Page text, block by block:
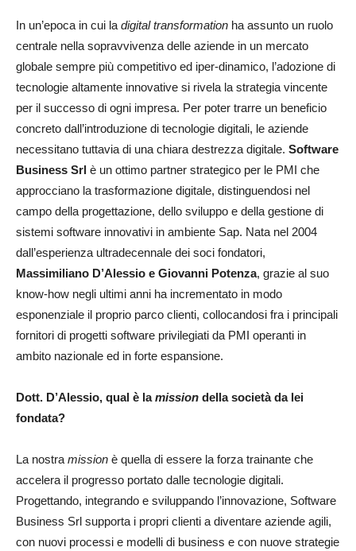
In un’epoca in cui la digital transformation ha assunto un ruolo
centrale nella sopravvivenza delle aziende in un mercato
globale sempre più competitivo ed iper-dinamico, l’adozione di
tecnologie altamente innovative si rivela la strategia vincente
per il successo di ogni impresa. Per poter trarre un beneficio
concreto dall’introduzione di tecnologie digitali, le aziende
necessitano tuttavia di una chiara destrezza digitale. Software
Business Srl è un ottimo partner strategico per le PMI che
approcciano la trasformazione digitale, distinguendosi nel
campo della progettazione, dello sviluppo e della gestione di
sistemi software innovativi in ambiente Sap. Nata nel 2004
dall’esperienza ultradecennale dei soci fondatori,
Massimiliano D’Alessio e Giovanni Potenza, grazie al suo
know-how negli ultimi anni ha incrementato in modo
esponenziale il proprio parco clienti, collocandosi fra i principali
fornitori di progetti software privilegiati da PMI operanti in
ambito nazionale ed in forte espansione.
Dott. D’Alessio, qual è lamission della società da lei
fondata?
La nostra mission è quella di essere la forza trainante che
accelera il progresso portato dalle tecnologie digitali.
Progettando, integrando e sviluppando l’innovazione, Software
Business Srl supporta i propri clienti a diventare aziende agili,
con nuovi processi e modelli di business e con nuove strategie